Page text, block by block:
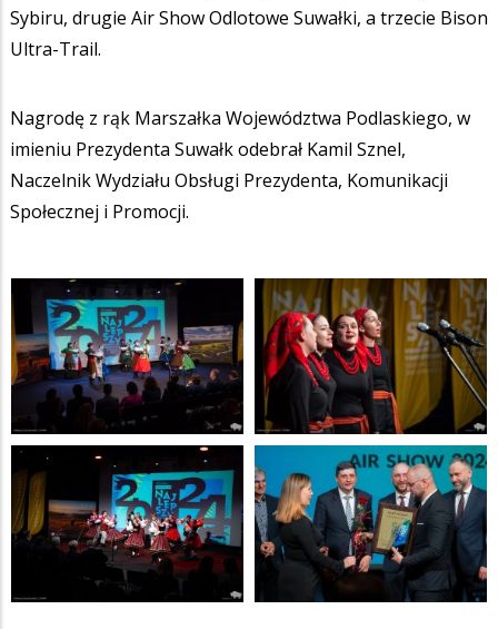
Sybiru, drugie Air Show Odlotowe Suwałki, a trzecie Bison
Ultra-Trail.
Nagrodę z rąk Marszałka Województwa Podlaskiego, w
imieniu Prezydenta Suwałk odebrał Kamil Sznel,
Naczelnik Wydziału Obsługi Prezydenta, Komunikacji
Społecznej i Promocji.